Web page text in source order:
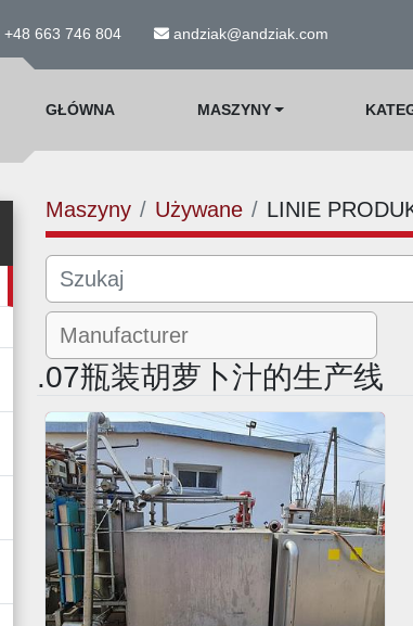
663 746 804 andziak@andziak.com
GŁÓWNA MASZYNY
Maszyny Używane LINIE
.07瓶装胡萝卜汁的生产线